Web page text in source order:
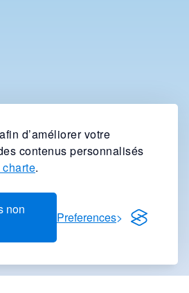
d’améliorer votre
contenus personnalisés
.
non
Preferences